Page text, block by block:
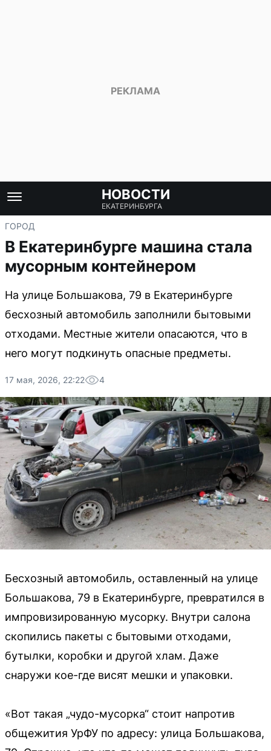
НОВОСТИ
ЕКАТЕРИНБУРГА
ГОРОД
В Екатеринбурге машина стала
мусорным контейнером
На улице Большакова, 79 в Екатеринбурге
бесхозный автомобиль заполнили бытовыми
отходами. Местные жители опасаются, что в
него могут подкинуть опасные предметы.
17 мая, 2026, 22:22 4
Бесхозный автомобиль, оставленный на улице
Большакова, 79 в Екатеринбурге, превратился в
импровизированную мусорку. Внутри салона
скопились пакеты с бытовыми отходами,
бутылки, коробки и другой хлам. Даже
снаружи кое-где висят мешки и упаковки.
«Вот такая „чудо-мусорка“ стоит напротив
общежития УрФУ по адресу: улица Большакова,